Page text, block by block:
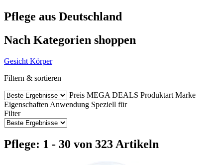
Pflege aus Deutschland
Nach Kategorien shoppen
Gesicht Körper
Filtern & sortieren
Preis MEGA DEALS Produktart Marke
Eigenschaften Anwendung Speziell für
Filter
Pflege: 1 - 30 von 323 Artikeln